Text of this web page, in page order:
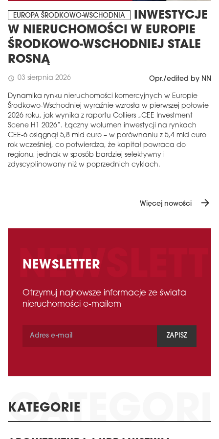
EUROPA ŚRODKOWO-WSCHODNIA
INWESTYCJE
W NIERUCHOMOŚCI W EUROPIE
ŚRODKOWO-WSCHODNIEJ STALE
ROSNĄ
schedule 03 sierpnia 2026 Opr./edited by NN
Dynamika rynku nieruchomości komercyjnych w Europie
Środkowo-Wschodniej wyraźnie wzrosła w pierwszej połowie
2026 roku, jak wynika z raportu Colliers „CEE Investment
Scene H1 2026”. Łączny wolumen inwestycji na rynkach
CEE-6 osiągnął 5,8 mld euro – w porównaniu z 5,4 mld euro
rok wcześniej, co potwierdza, że ​​kapitał powraca do
regionu, jednak w sposób bardziej selektywny i
zdyscyplinowany niż w poprzednich cyklach.
Więcej nowości arrow_forward
NEWSLETTER
Otrzymuj najnowsze informacje ze świata
nieruchomości e-mailem
ZAPISZ
KATEGORIE